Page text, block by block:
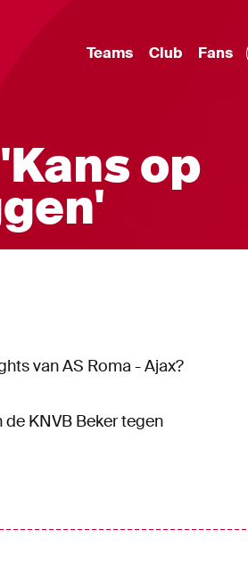
Teams Club Fans
op
van AS Roma - Ajax?
KNVB Beker tegen